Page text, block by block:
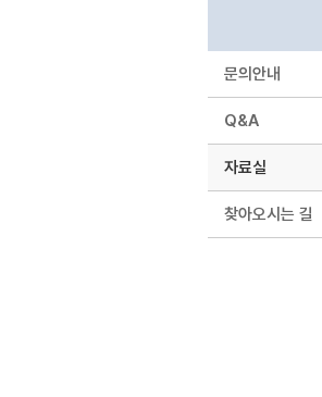
문의안내
Q&A
자료실
찾아오시는 길